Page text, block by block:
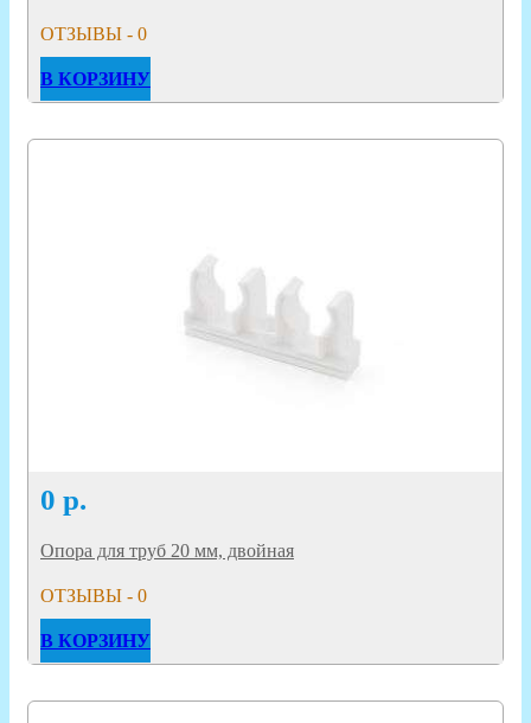
ОТЗЫВЫ - 0
В КОРЗИНУ
0 р.
Опора для труб 20 мм, двойная
ОТЗЫВЫ - 0
В КОРЗИНУ